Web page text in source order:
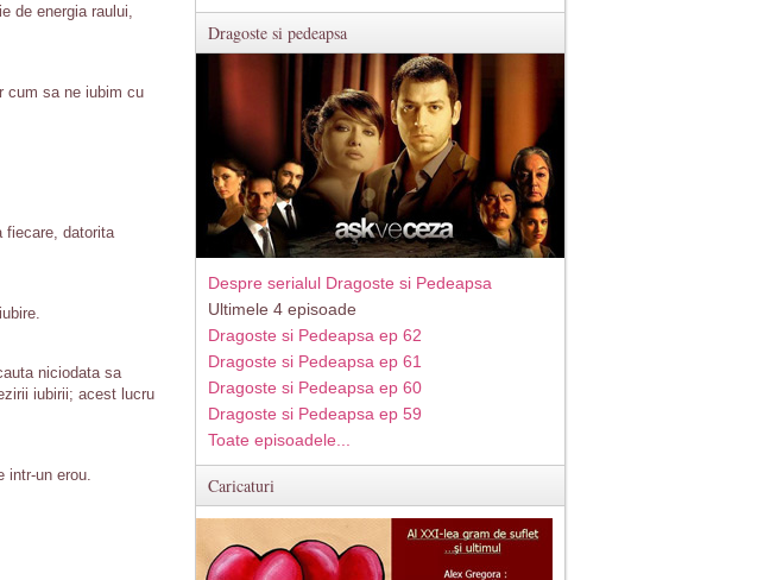
de energia raului,
cum sa ne iubim cu
fiecare, datorita
niciodata sa
iubirii; acest lucru
intr-un erou.
Dragoste si pedeapsa
Despre serialul Dragoste si Pedeapsa
Ultimele 4 episoade
Dragoste si Pedeapsa ep 62
Dragoste si Pedeapsa ep 61
Dragoste si Pedeapsa ep 60
Dragoste si Pedeapsa ep 59
Toate episoadele...
Caricaturi